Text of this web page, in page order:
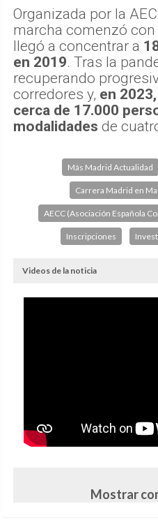
Organizada por la
marcha comenzó
llegó a concentrar a
en 2019. Tras la
recuperando
corredores y, en
cerca de 17.000
modalidades de
Más Madrid Actualidad
Carrera Madrid en
AECC (Asociación Española
Inscripciones
Videos de la noticia
Mostrar